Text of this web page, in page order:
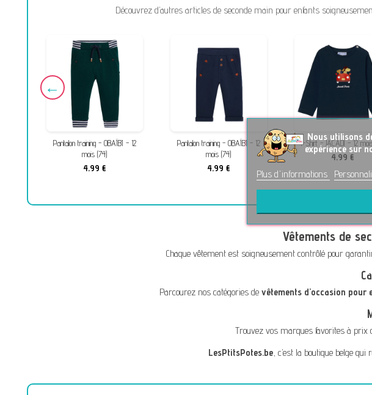
Découvrez d’autres articles de seconde main pour enfants
Pantalon training - OBAÏBI - 12
mois (74)
4,99 €
Pantalon training - OBAÏBI - 12
mois (74)
4,99 €
T-Shirt - JACADI - 12
4,99 €
Vêtements de
Chaque vêtement est soigneusement contrôlé pour
Parcourez nos catégories de vêtements d'occasion pour
Trouvez vos marques favorites à prix
LesPtitsPotes.be, c’est la boutique belge
Nous utilisons
expérience sur
Plus d'informations